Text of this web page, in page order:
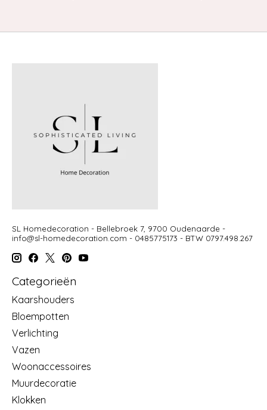
SL Homedecoration - Bellebroek 7, 9700 Oudenaarde -
info@sl-homedecoration.com - 0485775173 - BTW 0797.498.267
Categorieën
Kaarshouders
Bloempotten
Verlichting
Vazen
Woonaccessoires
Muurdecoratie
Klokken